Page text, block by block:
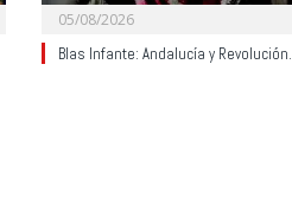
05/08/2026
Blas Infante: Andalucía y Revolución.